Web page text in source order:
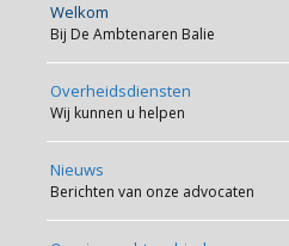
Welkom
Bij De Ambtenaren Balie
Overheidsdiensten
Wij kunnen u helpen
Nieuws
Berichten van onze advocaten